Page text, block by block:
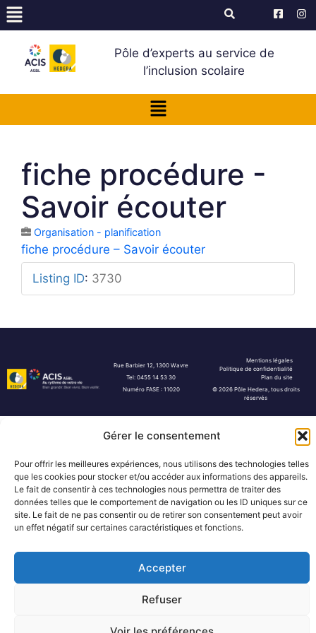
Gérer le consentement
Pour offrir les meilleures expériences, nous utilisons des technologies telles
que les cookies pour stocker et/ou accéder aux informations des appareils.
Le fait de consentir à ces technologies nous permettra de traiter des
données telles que le comportement de navigation ou les ID uniques sur ce
site. Le fait de ne pas consentir ou de retirer son consentement peut avoir
un effet négatif sur certaines caractéristiques et fonctions.
Accepter
Refuser
Pôle d’experts au service de
l’inclusion scolaire
fiche procédure -
Savoir écouter
Organisation - planification
fiche procédure – Savoir écouter
Listing ID: 3730
Rue Barbier 12, 1300 Wavre
Tel: 0455 14 53 30
Numéro FASE : 11020
Mentions légales
Politique de confidentialité
Plan du site
© 2026 Pôle Hedera, tous droits
réservés